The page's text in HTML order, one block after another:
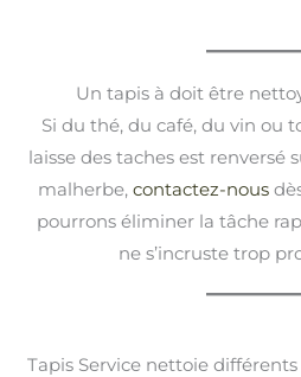
Un tapis à doit être
Si du thé, du café, du vin ou
laisse des taches est renversé
malherbe, contactez-nous
pourrons éliminer la tâche
ne s’incruste trop
Tapis Service nettoie